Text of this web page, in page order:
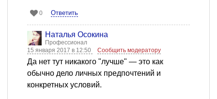
0 Ответить
Наталья Осокина
Профессионал
15 января 2017 в 12:50
Сообщить модератору
Да нет тут никакого "лучше" — это как
обычно дело личных предпочтений и
конкретных условий.